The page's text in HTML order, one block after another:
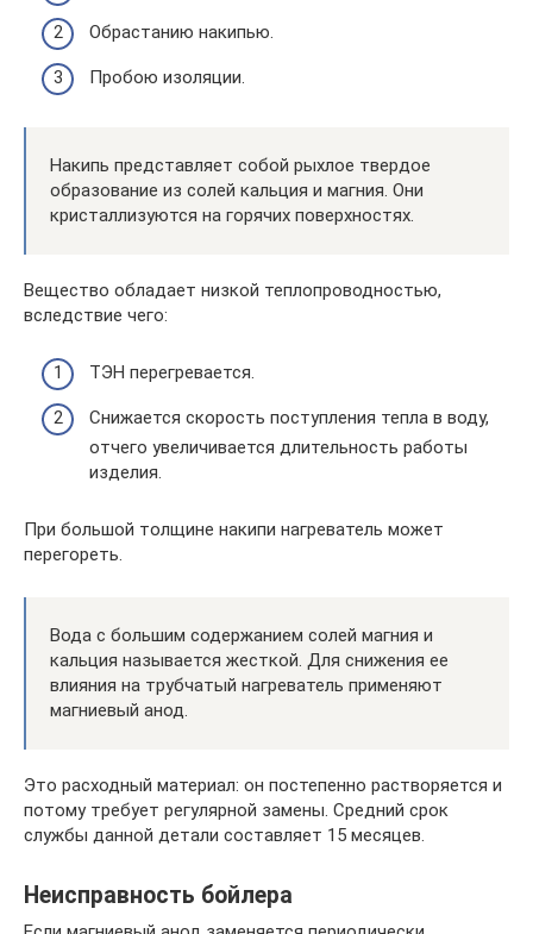
Обрастанию накипью.
Пробою изоляции.
Накипь представляет собой рыхлое твердое
образование из солей кальция и магния. Они
кристаллизуются на горячих поверхностях.
Вещество обладает низкой теплопроводностью,
вследствие чего:
ТЭН перегревается.
Снижается скорость поступления тепла в воду,
отчего увеличивается длительность работы
изделия.
При большой толщине накипи нагреватель может
перегореть.
Вода с большим содержанием солей магния и
кальция называется жесткой. Для снижения ее
влияния на трубчатый нагреватель применяют
магниевый анод.
Это расходный материал: он постепенно растворяется и
потому требует регулярной замены. Средний срок
службы данной детали составляет 15 месяцев.
Неисправность бойлера